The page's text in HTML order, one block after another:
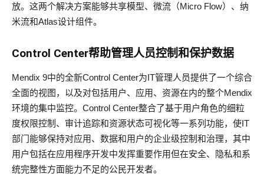
放。这两个解决方案能够共享模型、微流（Micro Flow）、纳
米流和Atlas设计组件。
Control Center帮助管理人员控制和保护数据
Mendix 9中的全新Control Center为IT管理人员提供了一个综合
全面的视图，以及对包括用户、应用、资源在内的整个Mendix
环境的集中监控。Control Center整合了基于用户角色的细粒
度权限控制、审计追踪和资源状态可视化等一系列功能，使IT
部门能够保持对应用、数据和用户的企业级控制和治理，其中
用户包括在应用程序开发中发挥重要作用但在安全、隐私和系
统完整性方面能力不足的公民开发者。